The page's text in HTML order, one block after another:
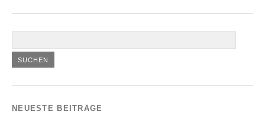
NEUESTE BEITRÄGE